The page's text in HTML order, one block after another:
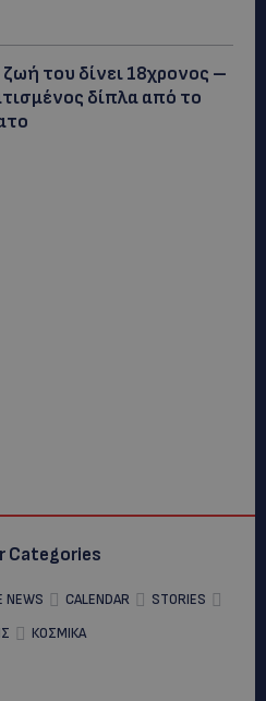
του δίνει 18χρονος –
δίπλα από το
Categories
NEWS CALENDAR
STORIES
ΚΟΣΜΙΚΑ